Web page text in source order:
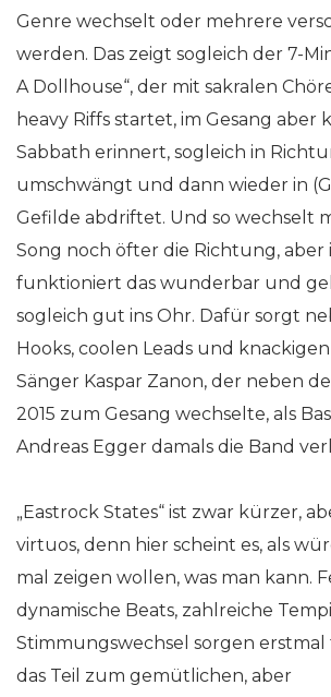
Genre wechselt oder mehrere
werden. Das zeigt sogleich der 7-
A Dollhouse“, der mit sakralen
heavy Riffs startet, im Gesang aber
Sabbath erinnert, sogleich in
umschwängt und dann wieder in
Gefilde abdriftet. Und so wechselt
Song noch öfter die Richtung, aber
funktioniert das wunderbar und
sogleich gut ins Ohr. Dafür sorgt
Hooks, coolen Leads und
Sänger Kaspar Zanon, der neben
2015 zum Gesang wechselte, als
Andreas Egger damals die Band
„Eastrock States“ ist zwar kürzer,
virtuos, denn hier scheint es, als
mal zeigen wollen, was man kann.
dynamische Beats, zahlreiche
Stimmungswechsel sorgen erstmal
das Teil zum gemütlichen, aber